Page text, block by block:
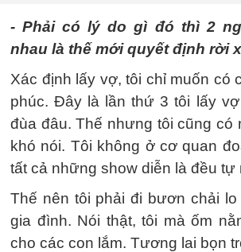
- Phải có lý do gì đó thì 2
nhau là thế mới quyết định rời
Xác định lấy vợ, tôi chỉ muốn có
phúc. Đây là lần thứ 3 tôi lấy
đùa đâu. Thế nhưng tôi cũng có
khó nói. Tôi không ở cơ quan
tất cả những show diễn là đều tự
Thế nên tôi phải đi bươn chải
gia đình. Nói thật, tôi mà ốm
cho các con lắm. Tương lai bọn